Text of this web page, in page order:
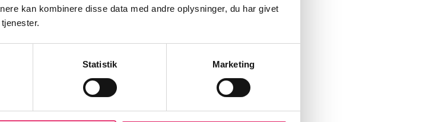
kan kombinere disse data med andre oplysninger, du har givet
Statistik Marketing
og